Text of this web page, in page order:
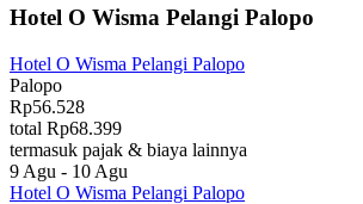
Hotel O Wisma Pelangi Palopo
Hotel O Wisma Pelangi Palopo
Palopo
Rp56.528
total Rp68.399
termasuk pajak & biaya lainnya
9 Agu - 10 Agu
Hotel O Wisma Pelangi Palopo